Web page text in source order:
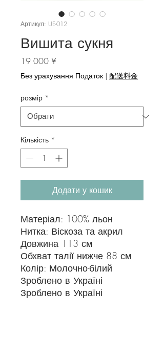
Артикул: UE-012
Вишита сукня
19 000 ¥Ціна
Без урахування Податок | 配送料金
розмір *
Кількість *
Додати у кошик
Матеріал: 100% льон
Нитка: Віскоза та акрил
Довжина 113 см
Обхват талії нижче 88 см
Колір: Молочно-білий
Зроблено в Україні
Зроблено в Україні